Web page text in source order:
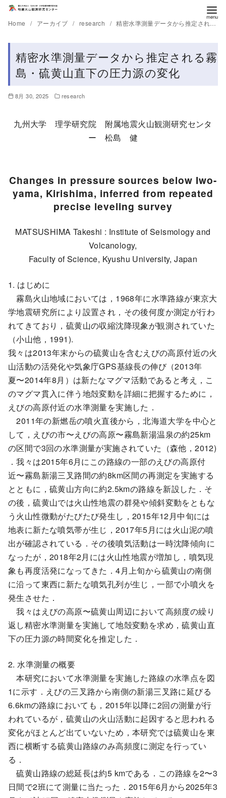
Home アーカイブ research 精密水準測量データから推定される霧島・硫黄山直下の圧力源の変化
精密水準測量データから推定される霧
島・硫黄山直下の圧力源の変化
8月 30, 2025 research
九州大学 理学研究院 附属地震火山観測研究センタ
ー 松島 健
Changes in pressure sources below Iwo-
yama, Kirishima, inferred from repeated
precise leveling survey
MATSUSHIMA Takeshi : Institute of Seismology and
Volcanology,
Faculty of Science, Kyushu University, Japan
1. はじめに
霧島火山地域においては，1968年に水準路線が東京大
学地震研究所により設置され，その後何度か測定が行わ
れてきており，硫黄山の収縮沈降現象が観測されていた
（小山他，1991).
我々は2013年末からの硫黄山を含むえびの高原付近の火
山活動の活発化や気象庁GPS基線長の伸び（2013年
夏〜2014年8月）は新たなマグマ活動であると考え，こ
のマグマ貫入に伴う地殻変動を詳細に把握するために，
えびの高原付近の水準測量を実施した．
2011年の新燃岳の噴火直後から，北海道大学を中心と
して，えびの市〜えびの高原〜霧島新湯温泉の約25km
の区間で3回の水準測量が実施されていた（森他，2012)
．我々は2015年6月にこの路線の一部のえびの高原付
近〜霧島新湯三叉路間の約8km区間の再測定を実施する
とともに，硫黄山方向に約2.5kmの路線を新設した．そ
の後，硫黄山では火山性地震の群発や傾斜変動をともな
う火山性微動がたびたび発生し，2015年12月中旬には
地表に新たな噴気帯が生じ，2017年5月には火山泥の噴
出が確認されている．その後噴気活動は一時沈降傾向に
なったが，2018年2月には火山性地震が増加し，噴気現
象も再度活発になってきた．4月上旬から硫黄山の南側
に沿って東西に新たな噴気孔列が生じ，一部で小噴火を
発生させた．
我々はえびの高原〜硫黄山周辺において高頻度の繰り
返し精密水準測量を実施して地殻変動を求め，硫黄山直
下の圧力源の時間変化を推定した．
2. 水準測量の概要
本研究において水準測量を実施した路線の水準点を図
1に示す．えびの三叉路から南側の新湯三叉路に延びる
6.6kmの路線においても，2015年以降に2回の測量が行
われているが，硫黄山の火山活動に起因すると思われる
変化がほとんど出ていないため，本研究では硫黄山を東
西に横断する硫黄山路線のみ高頻度に測定を行ってい
る．
硫黄山路線の総延長は約5 kmである．この路線を2〜3
日間で2班にて測量に当たった．2015年6月から2025年3